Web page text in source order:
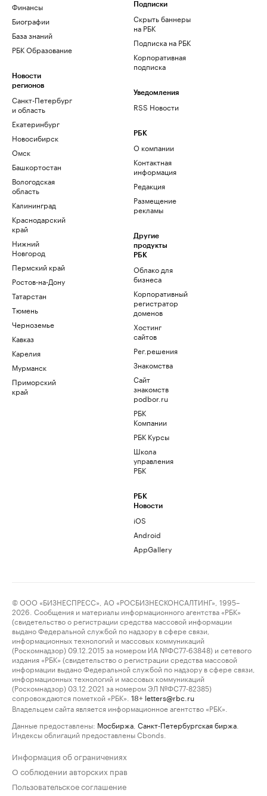
Финансы
Биографии
База знаний
РБК Образование
Новости
регионов
Санкт-Петербург
и область
Екатеринбург
Новосибирск
Омск
Башкортостан
Вологодская
область
Калининград
Краснодарский
край
Нижний
Новгород
Пермский край
Ростов-на-Дону
Татарстан
Тюмень
Черноземье
Кавказ
Карелия
Мурманск
Приморский
край
Подписки
Скрыть баннеры
на РБК
Подписка на РБК
Корпоративная
подписка
Уведомления
RSS Новости
РБК
О компании
Контактная
информация
Редакция
Размещение
рекламы
Другие
продукты
РБК
Облако для
бизнеса
Корпоративный
регистратор
доменов
Хостинг
сайтов
Рег.решения
Знакомства
Сайт
знакомств
podbor.ru
РБК
Компании
РБК Курсы
Школа
управления
РБК
РБК
Новости
iOS
Android
AppGallery
© ООО «БИЗНЕСПРЕСС», АО «РОСБИЗНЕСКОНСАЛТИНГ», 1995–
2026. Сообщения и материалы информационного агентства «РБК»
(свидетельство о регистрации средства массовой информации
выдано Федеральной службой по надзору в сфере связи,
информационных технологий и массовых коммуникаций
(Роскомнадзор) 09.12.2015 за номером ИА №ФС77-63848) и сетевого
издания «РБК» (свидетельство о регистрации средства массовой
информации выдано Федеральной службой по надзору в сфере связи,
информационных технологий и массовых коммуникаций
(Роскомнадзор) 03.12.2021 за номером ЭЛ №ФС77-82385)
сопровождаются пометкой «РБК».
18+ letters@rbc.ru
Владельцем сайта является информационное агентство «РБК».
Данные предоставлены: Мосбиржа Санкт-Петербургская биржа
Индексы облигаций предоставлены Cbonds.
Информация об ограничениях
О соблюдении авторских прав
Пользовательское соглашение